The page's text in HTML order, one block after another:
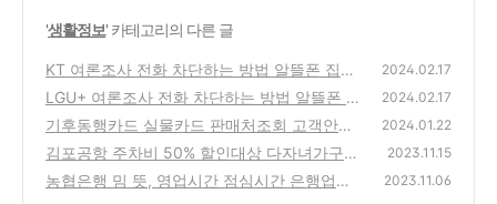
'생활정보' 카테고리의 다른 글
KT 여론조사 전화 차단하는 방법 알뜰폰 집전
화 아이폰
(1)
2024.02.17
LGU+ 여론조사 전화 차단하는 방법 알뜰폰 집
전화 114
(0)
2024.02.17
기후동행카드 실물카드 판매처조회 고객안전
실 편의점(GS CU 세븐일레븐 이마트24)
(1)
2024.01.22
김포공항 주차비 50% 할인대상 다자녀가구
사전 등록신청방법
(1)
2023.11.15
농협은행 밈 뜻, 영업시간 점심시간 은행업무
2023.11.06